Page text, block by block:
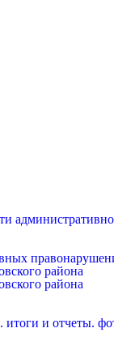
района
района
и отчеты.